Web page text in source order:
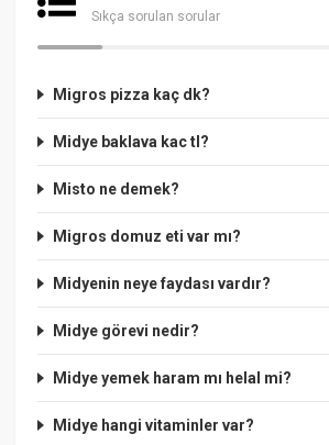
Sıkça sorulan sorular
Migros pizza kaç dk?
Midye baklava kac tl?
Misto ne demek?
Migros domuz eti var mı?
Midyenin neye faydası vardır?
Midye görevi nedir?
Midye yemek haram mı helal mi?
Midye hangi vitaminler var?